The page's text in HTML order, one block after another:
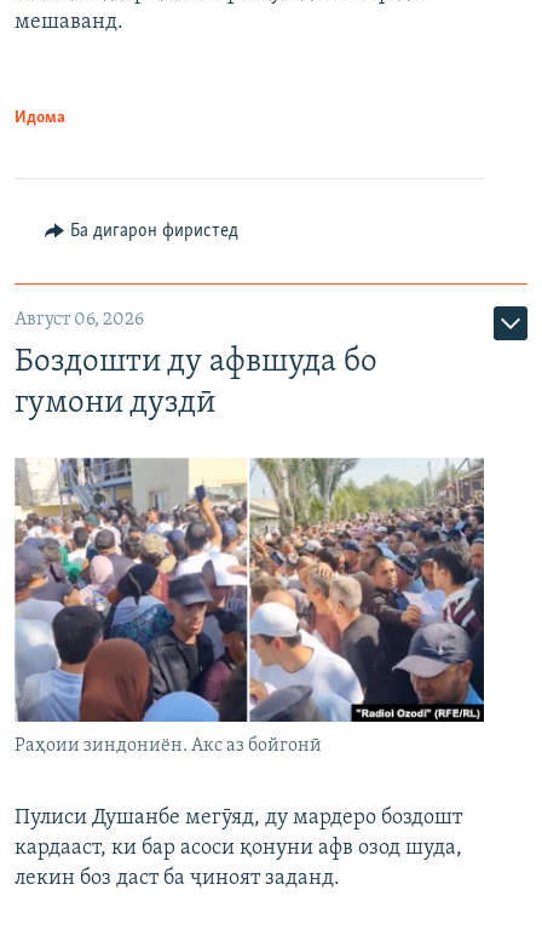
мешаванд.
Идома
Ба дигарон фиристед
Август 06, 2026
Боздошти ду афвшуда бо
гумони дуздӣ
Раҳоии зиндониён. Акс аз бойгонӣ
Пулиси Душанбе мегӯяд, ду мардеро боздошт
кардааст, ки бар асоси қонуни афв озод шуда,
лекин боз даст ба ҷиноят заданд.